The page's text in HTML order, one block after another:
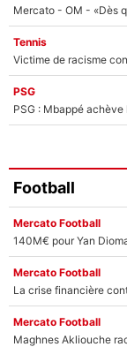
Tennis
PSG
PSG : Mbappé
Football
Mercato Football
Mercato Football
Mercato Football